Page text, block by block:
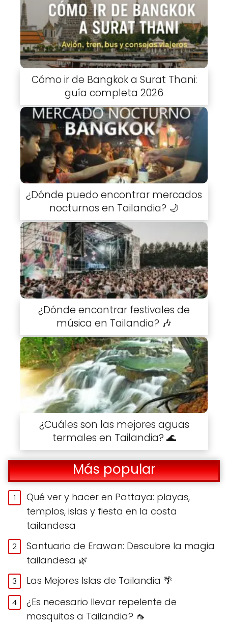
Cómo ir de Bangkok a Surat Thani:
guía completa 2026
¿Dónde puedo encontrar mercados
nocturnos en Tailandia? 🌙
¿Dónde encontrar festivales de
música en Tailandia? 🎶
¿Cuáles son las mejores aguas
termales en Tailandia? 🌊
Más popular
Qué ver y hacer en Pattaya: playas,
templos, islas y fiesta en la costa
tailandesa
Santuario de Erawan: Descubre la magia
tailandesa 🌿
Las Mejores Islas de Tailandia 🌴
¿Es necesario llevar repelente de
mosquitos a Tailandia? 🦟